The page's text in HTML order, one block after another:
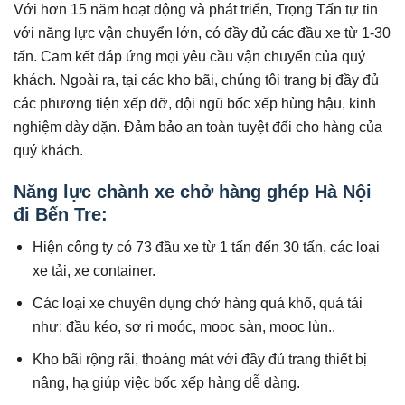
Với hơn 15 năm hoạt động và phát triển, Trọng Tấn tự tin
với năng lực vận chuyển lớn, có đầy đủ các đầu xe từ 1-30
tấn. Cam kết đáp ứng mọi yêu cầu vận chuyển của quý
khách. Ngoài ra, tại các kho bãi, chúng tôi trang bị đầy đủ
các phương tiện xếp dỡ, đội ngũ bốc xếp hùng hậu, kinh
nghiệm dày dặn. Đảm bảo an toàn tuyệt đối cho hàng của
quý khách.
Năng lực chành xe chở hàng ghép Hà Nội
đi Bến Tre:
Hiện công ty có 73 đầu xe từ 1 tấn đến 30 tấn, các loại
xe tải, xe container.
Các loại xe chuyên dụng chở hàng quá khổ, quá tải
như: đầu kéo, sơ ri moóc, mooc sàn, mooc lùn..
Kho bãi rộng rãi, thoáng mát với đầy đủ trang thiết bị
nâng, hạ giúp việc bốc xếp hàng dễ dàng.